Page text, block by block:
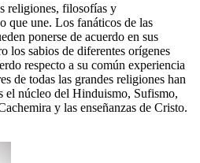
religiones, filosofías y
que une. Los fanáticos de las
ponerse de acuerdo en sus
los sabios de diferentes orígenes
respecto a su común experiencia
de todas las grandes religiones han
el núcleo del Hinduismo, Sufismo,
y las enseñanzas de Cristo.